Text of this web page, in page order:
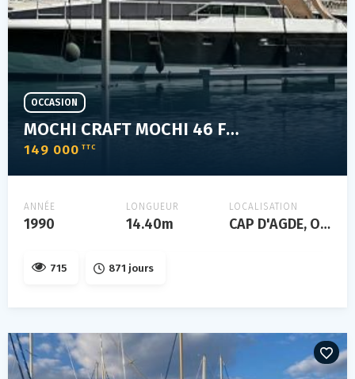
MOCHI CRAFT MOCHI 46 FLY
149 000 TTC
OCCASION
ANNÉE
1990
LONGUEUR
14.40m
LOCALISATION
CAP D'AGDE, Occitanie, FRANCE
715 871 jours